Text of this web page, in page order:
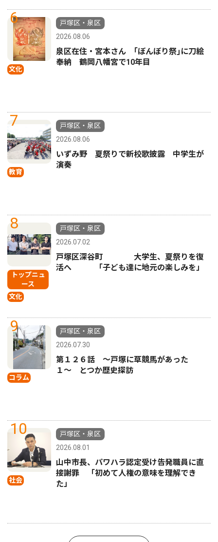
6
文化
戸塚区・泉区
2026.08.06
泉区在住・宮本さん ｢ぼんぼり祭｣に刀絵
奉納 鶴岡八幡宮で10年目
7
教育
戸塚区・泉区
2026.08.06
いずみ野 夏祭りで新校歌披露 中学生が
演奏
8
トップニュ
ース
文化
戸塚区・泉区
2026.07.02
戸塚区深谷町 大学生、夏祭りを復
活へ 「子ども達に地元の楽しみを」
9
コラム
戸塚区・泉区
2026.07.30
第１２６話 〜戸塚に草競馬があった
１〜 とつか歴史探訪
10
社会
戸塚区・泉区
2026.08.01
山中市長、パワハラ認定受け告発職員に直
接謝罪 「初めて人権の意味を理解でき
た」